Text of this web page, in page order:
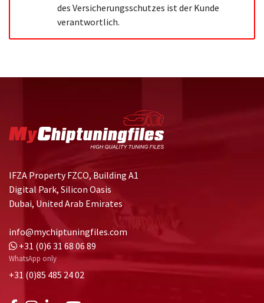
des Versicherungsschutzes ist der Kunde
verantwortlich.
IFZA Property FZCO, Building A1
Digital Park, Silicon Oasis
Dubai, United Arab Emirates
info@mychiptuningfiles.com
+31 (0)6 31 68 06 89
WhatsApp only
+31 (0)85 485 24 02